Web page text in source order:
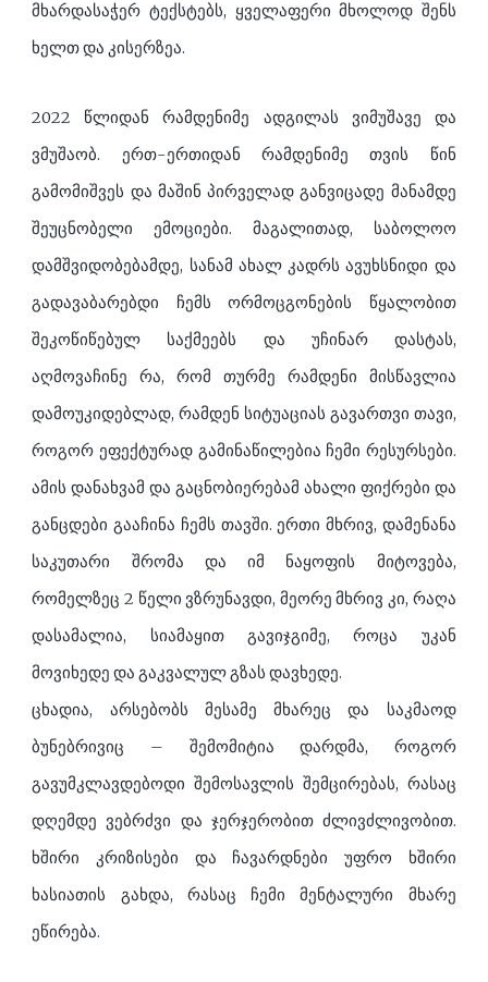
მხარდასაჭერ ტექსტებს, ყველაფერი მხოლოდ შენს
ხელთ და კისერზეა.
2022 წლიდან რამდენიმე ადგილას ვიმუშავე და
ვმუშაობ. ერთ-ერთიდან რამდენიმე თვის წინ
გამომიშვეს და მაშინ პირველად განვიცადე მანამდე
შეუცნობელი ემოციები. მაგალითად, საბოლოო
დამშვიდობებამდე, სანამ ახალ კადრს ავუხსნიდი და
გადავაბარებდი ჩემს ორმოცგონების წყალობით
შეკოწიწებულ საქმეებს და უჩინარ დასტას,
აღმოვაჩინე რა, რომ თურმე რამდენი მისწავლია
დამოუკიდებლად, რამდენ სიტუაციას გავართვი თავი,
როგორ ეფექტურად გამინაწილებია ჩემი რესურსები.
ამის დანახვამ და გაცნობიერებამ ახალი ფიქრები და
განცდები გააჩინა ჩემს თავში. ერთი მხრივ, დამენანა
საკუთარი შრომა და იმ ნაყოფის მიტოვება,
რომელზეც 2 წელი ვზრუნავდი, მეორე მხრივ კი, რაღა
დასამალია, სიამაყით გავიჯგიმე, როცა უკან
მოვიხედე და გაკვალულ გზას დავხედე.
ცხადია, არსებობს მესამე მხარეც და საკმაოდ
ბუნებრივიც – შემომიტია დარდმა, როგორ
გავუმკლავდებოდი შემოსავლის შემცირებას, რასაც
დღემდე ვებრძვი და ჯერჯერობით ძლივძლივობით.
ხშირი კრიზისები და ჩავარდნები უფრო ხშირი
ხასიათის გახდა, რასაც ჩემი მენტალური მხარე
ეწირება.